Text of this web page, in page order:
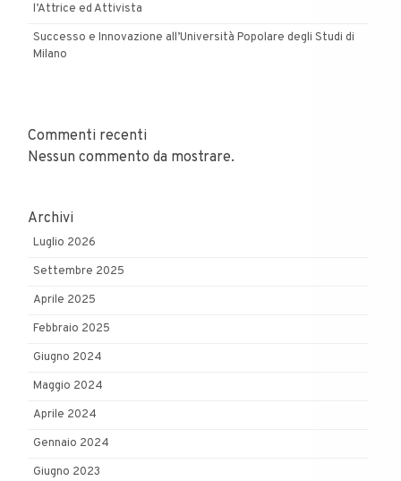
l’Attrice ed Attivista
Successo e Innovazione all’Università Popolare degli Studi di
Milano
Commenti recenti
Nessun commento da mostrare.
Archivi
Luglio 2026
Settembre 2025
Aprile 2025
Febbraio 2025
Giugno 2024
Maggio 2024
Aprile 2024
Gennaio 2024
Giugno 2023